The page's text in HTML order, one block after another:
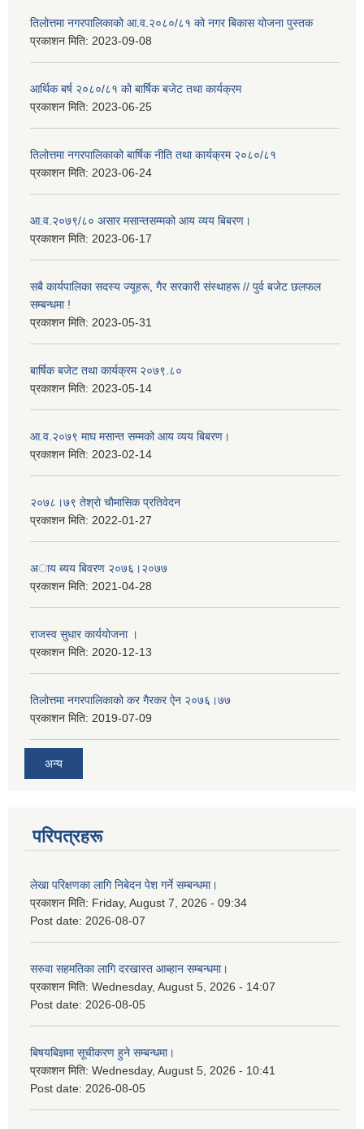
तिलोत्तमा नगरपालिकाको आ.व.२०८०/८१ को नगर बिकास योजना पुस्तक
प्रकाशन मिति: 2023-09-08
आर्थिक बर्ष २०८०/८१ को बार्षिक बजेट तथा कार्यक्रम
प्रकाशन मिति: 2023-06-25
तिलोत्तमा नगरपालिकाको बार्षिक नीति तथा कार्यक्रम २०८०/८१
प्रकाशन मिति: 2023-06-24
आ.व.२०७९/८० असार मसान्तसम्मको आय व्यय बिबरण।
प्रकाशन मिति: 2023-06-17
सबै कार्यपालिका सदस्य ज्यूहरू, गैर सरकारी संस्थाहरू // पुर्व बजेट छलफल
सम्बन्धमा !
प्रकाशन मिति: 2023-05-31
बार्षिक बजेट तथा कार्यक्रम २०७९.८०
प्रकाशन मिति: 2023-05-14
आ.व.२०७९ माघ मसान्त सम्मको आय व्यय बिबरण।
प्रकाशन मिति: 2023-02-14
२०७८।७९ तेश्राे चाैमासिक प्रतिवेदन
प्रकाशन मिति: 2022-01-27
अाय ब्यय बिवरण २०७६।२०७७
प्रकाशन मिति: 2021-04-28
राजस्व सुधार कार्ययाेजना ।
प्रकाशन मिति: 2020-12-13
तिलोत्तमा नगरपालिकाको कर गैरकर ऐन २०७६।७७
प्रकाशन मिति: 2019-07-09
अन्य
परिपत्रहरू
लेखा परिक्षणका लागि निबेदन पेश गर्ने सम्बन्धमा।
प्रकाशन मिति: Friday, August 7, 2026 - 09:34
Post date: 2026-08-07
सरुवा सहमतिका लागि दरखास्त आब्हान सम्बन्धमा।
प्रकाशन मिति: Wednesday, August 5, 2026 - 14:07
Post date: 2026-08-05
बिषयबिज्ञमा सूचीकरण हुने सम्बन्धमा।
प्रकाशन मिति: Wednesday, August 5, 2026 - 10:41
Post date: 2026-08-05